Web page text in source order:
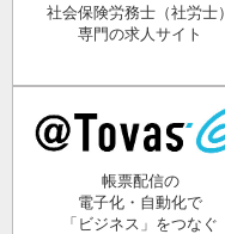
社会保険労務士（社労士）
専門の求人サイト
帳票配信の
電子化・自動化で
「ビジネス」をつなぐ